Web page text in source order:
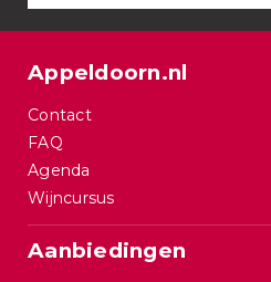
Appeldoorn.nl
Contact
FAQ
Agenda
Wijncursus
Aanbiedingen